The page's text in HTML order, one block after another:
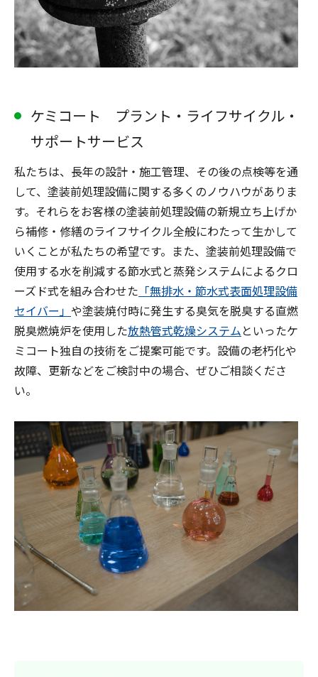
ケミコート プラント・ライフサイクル・
サポートサービス
私たちは、長年の設計・施工管理、その後の点検等を通
して、塗装前処理設備に関する多くのノウハウがありま
す。それらをお客様の塗装前処理設備の新規立ち上げか
ら補修・修繕のライフサイクル全般にわたって生かして
いくことが私たちの希望です。また、塗装前処理設備で
使用する水を削減する節水式と蒸発システムによるクロ
ーズド式を組み合わせた 「無排水・節水式表面処理設備
セイバー」 や塗装焼付時に発生する臭気を脱臭する直燃
脱臭燃焼炉を使用した放熱管式乾燥システムといったケ
ミコート独自の技術をご提案可能です。設備の老朽化や
故障、更新などをご検討中の場合、ぜひご相談くださ
い。